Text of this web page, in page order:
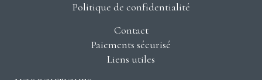
Politique de confidentialité
Contact
Paiements sécurisé
Liens utiles